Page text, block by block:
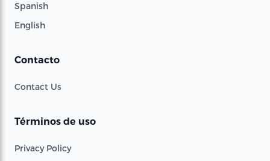
Spanish
English
Contacto
Contact Us
Términos de uso
Privacy Policy